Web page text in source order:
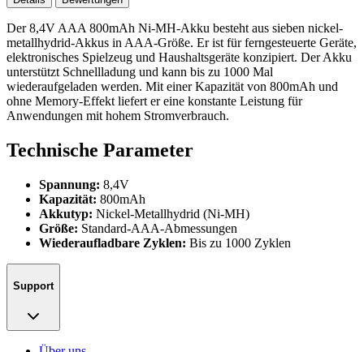
Der 8,4V AAA 800mAh Ni-MH-Akku besteht aus sieben nickel-
metallhydrid-Akkus in AAA-Größe. Er ist für ferngesteuerte Geräte,
elektronisches Spielzeug und Haushaltsgeräte konzipiert. Der Akku
unterstützt Schnellladung und kann bis zu 1000 Mal
wiederaufgeladen werden. Mit einer Kapazität von 800mAh und
ohne Memory-Effekt liefert er eine konstante Leistung für
Anwendungen mit hohem Stromverbrauch.
Technische Parameter
Spannung: 8,4V
Kapazität: 800mAh
Akkutyp: Nickel-Metallhydrid (Ni-MH)
Größe: Standard-AAA-Abmessungen
Wiederaufladbare Zyklen: Bis zu 1000 Zyklen
Support